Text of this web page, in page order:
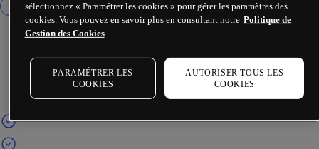
sélectionnez « Paramétrer les cookies » pour gérer les paramètres des
cookies. Vous pouvez en savoir plus en consultant notre Politique de
Gestion des Cookies
PARAMÉTRER LES
COOKIES
AUTORISER TOUS LES
COOKIES